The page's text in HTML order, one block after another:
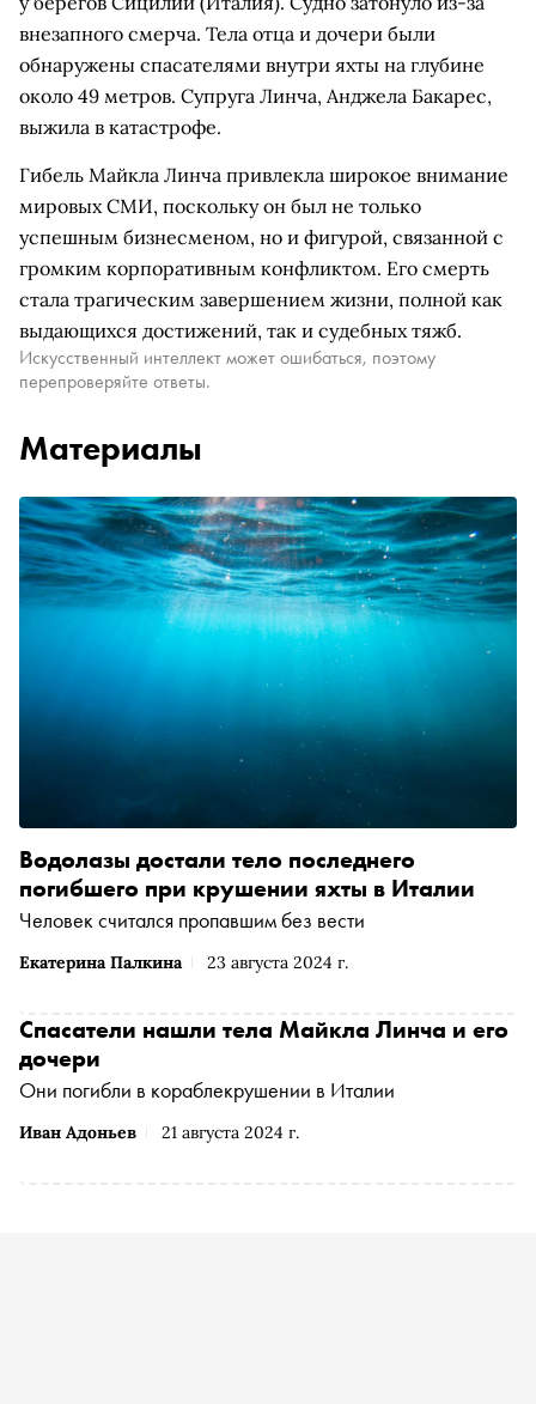
внезапного смерча. Тела отца и дочери были
обнаружены спасателями внутри яхты на глубине
около 49 метров. Супруга Линча, Анджела Бакарес,
выжила в катастрофе.
Гибель Майкла Линча привлекла широкое внимание
мировых СМИ, поскольку он был не только
успешным бизнесменом, но и фигурой, связанной с
громким корпоративным конфликтом. Его смерть
стала трагическим завершением жизни, полной как
выдающихся достижений, так и судебных тяжб.
Искусственный интеллект может ошибаться, поэтому
перепроверяйте ответы.
Материалы
Екатерина Палкина 23 августа 2024 г.
Водолазы достали тело последнего
погибшего при крушении яхты в Италии
Человек считался пропавшим без вести
Иван Адоньев 21 августа 2024 г.
Спасатели нашли тела Майкла Линча и его
дочери
Они погибли в кораблекрушении в Италии